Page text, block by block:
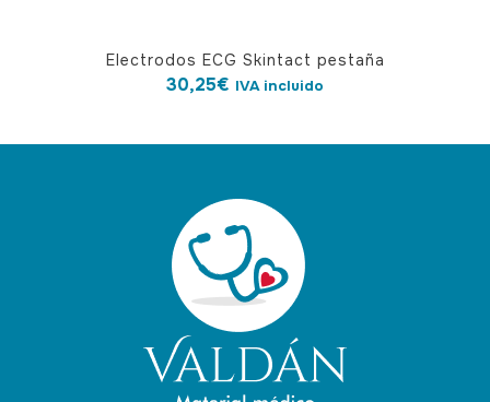
Electrodos ECG Skintact pestaña
30,25€ IVA incluido